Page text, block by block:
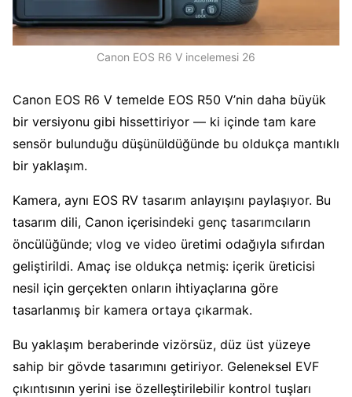
Canon EOS R6 V incelemesi 26
Canon EOS R6 V temelde EOS R50 V’nin daha büyük
bir versiyonu gibi hissettiriyor — ki içinde tam kare
sensör bulunduğu düşünüldüğünde bu oldukça mantıklı
bir yaklaşım.
Kamera, aynı EOS RV tasarım anlayışını paylaşıyor. Bu
tasarım dili, Canon içerisindeki genç tasarımcıların
öncülüğünde; vlog ve video üretimi odağıyla sıfırdan
geliştirildi. Amaç ise oldukça netmiş: içerik üreticisi
nesil için gerçekten onların ihtiyaçlarına göre
tasarlanmış bir kamera ortaya çıkarmak.
Bu yaklaşım beraberinde vizörsüz, düz üst yüzeye
sahip bir gövde tasarımını getiriyor. Geleneksel EVF
çıkıntısının yerini ise özelleştirilebilir kontrol tuşları